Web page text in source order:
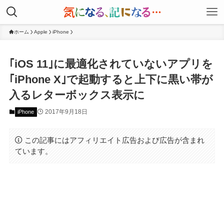
ホーム Apple iPhone
｢iOS 11｣に最適化されていないアプリを
｢iPhone X｣で起動すると上下に黒い帯が
入るレターボックス表示に
iPhone 2017年9月18日
この記事にはアフィリエイト広告および広告が含まれ
ています。